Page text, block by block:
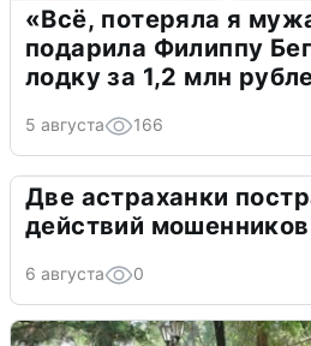
«Всё, потеряла я
подарила Филиппу
лодку за 1,2 млн
5 августа 166
Две астраханки
действий мошенников
6 августа 0